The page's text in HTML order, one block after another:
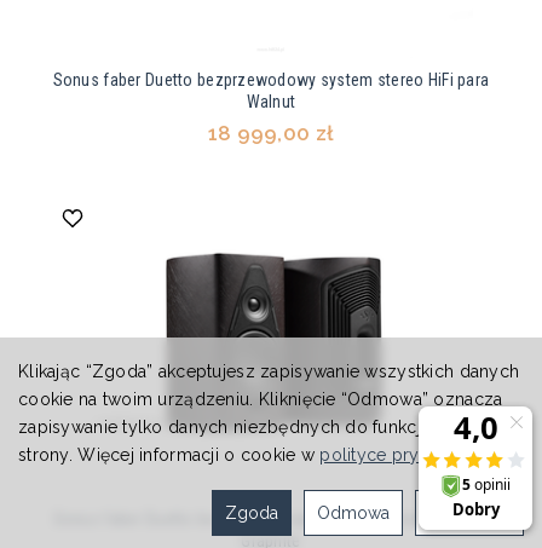
Sonus faber Duetto bezprzewodowy system stereo HiFi para
Walnut
18 999,00 zł
Sonus faber Duetto bezprzewodowy system stereo HiFi para
Graphite
Klikając “Zgoda” akceptujesz zapisywanie wszystkich danych
cookie na twoim urządzeniu. Kliknięcie “Odmowa” oznacza
zapisywanie tylko danych niezbędnych do funkcjonowania
strony. Więcej informacji o cookie w polityce prywatności.
Ustawienia
Odmowa
Zgoda